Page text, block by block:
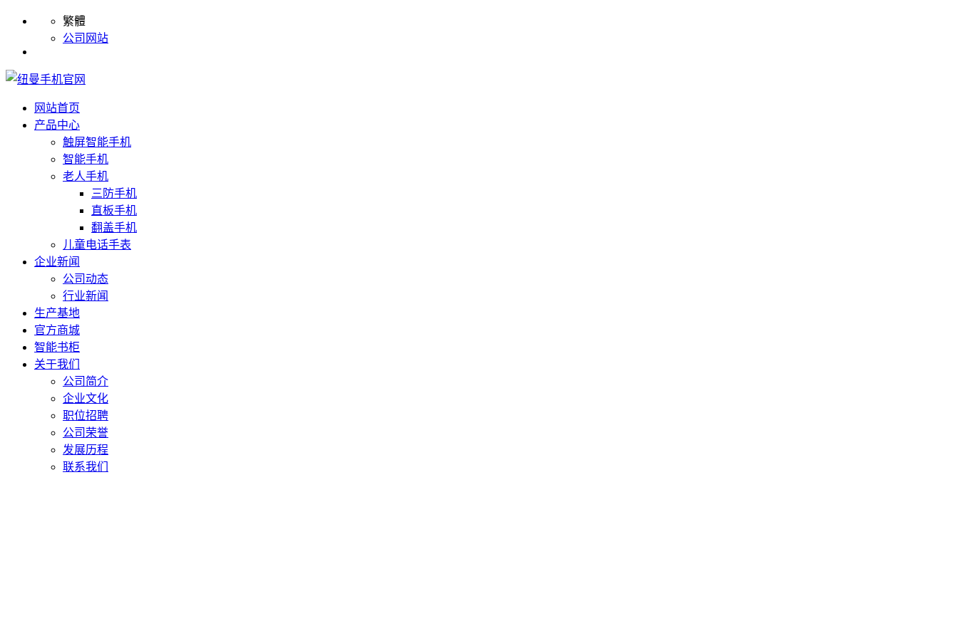
繁體
公司网站
网站首页
产品中心
触屏智能手机
智能手机
老人手机
三防手机
直板手机
翻盖手机
儿童电话手表
企业新闻
公司动态
行业新闻
生产基地
官方商城
智能书柜
关于我们
公司简介
企业文化
职位招聘
公司荣誉
发展历程
联系我们